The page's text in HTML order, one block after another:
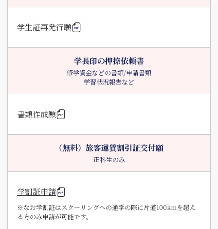
学生証再発行願
学長印の押捺依頼書
修学資金などの書類/申請書類
学習状況報告など
書類作成願
（無料）旅客運賃割引証交付願
正科生のみ
学割証申請
※なお学割証はスクーリングへの通学の際に片道100kmを超え
る方のみ申請が可能です。